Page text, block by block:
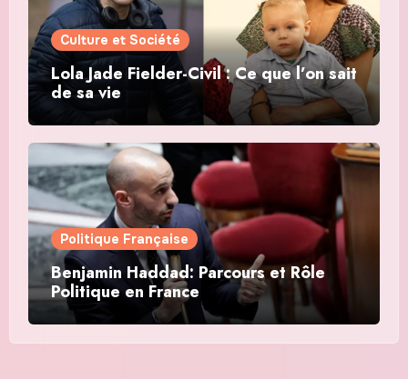
Culture et Société
Lola Jade Fielder-Civil : Ce que l’on sait
de sa vie
Politique Française
Benjamin Haddad: Parcours et Rôle
Politique en France